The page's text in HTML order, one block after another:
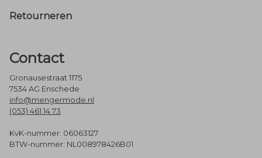
Retourneren
Contact
Gronausestraat 1175
7534 AG Enschede
info@mengermode.nl
(053) 461 14 73
KvK-nummer: 06063127
BTW-nummer: NL008978426B01